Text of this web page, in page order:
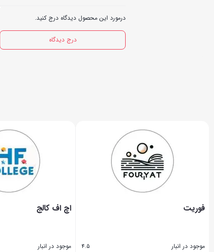
درمورد این محصول دیدگاه درج کنید.
درج دیدگاه
فوریت
موجود در انبار 4.5
اچ اف کالج
موجود در انبار